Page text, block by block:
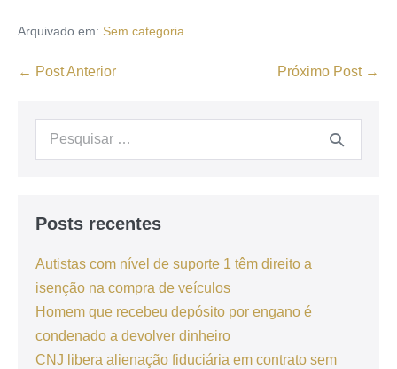
Arquivado em: Sem categoria
← Post Anterior Próximo Post →
Posts recentes
Autistas com nível de suporte 1 têm direito a
isenção na compra de veículos
Homem que recebeu depósito por engano é
condenado a devolver dinheiro
CNJ libera alienação fiduciária em contrato sem